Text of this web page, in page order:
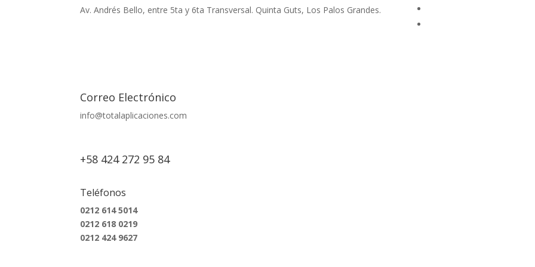
Av. Andrés Bello, entre 5ta y 6ta Transversal. Quinta Guts, Los Palos Grandes.
Correo Electrónico
info@totalaplicaciones.com
+58 424 272 95 84
Teléfonos
0212 614 5014
0212 618 0219
0212 424 9627